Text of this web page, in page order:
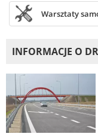
Warsztaty
INFORMACJE O